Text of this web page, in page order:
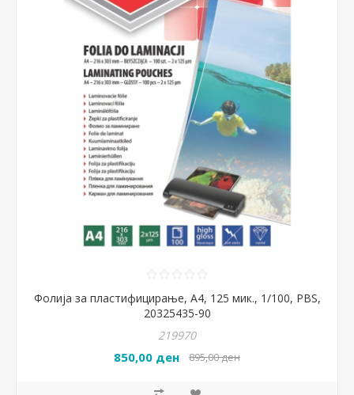
Фолија за пластифицирање, А4, 125 мик., 1/100, PBS,
20325435-90
219970
850,00 ден 895,00 ден